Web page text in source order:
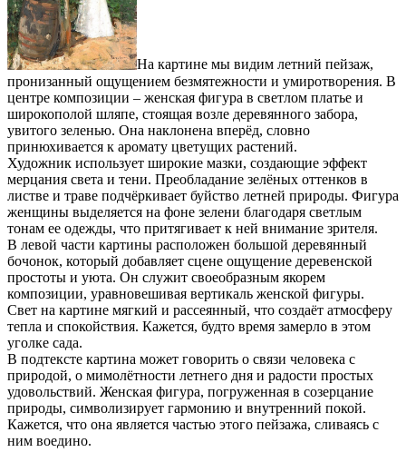
На картине мы видим летний пейзаж,
пронизанный ощущением безмятежности и умиротворения. В
центре композиции – женская фигура в светлом платье и
широкополой шляпе, стоящая возле деревянного забора,
увитого зеленью. Она наклонена вперёд, словно
принюхивается к аромату цветущих растений.
Художник использует широкие мазки, создающие эффект
мерцания света и тени. Преобладание зелёных оттенков в
листве и траве подчёркивает буйство летней природы. Фигура
женщины выделяется на фоне зелени благодаря светлым
тонам ее одежды, что притягивает к ней внимание зрителя.
В левой части картины расположен большой деревянный
бочонок, который добавляет сцене ощущение деревенской
простоты и уюта. Он служит своеобразным якорем
композиции, уравновешивая вертикаль женской фигуры.
Свет на картине мягкий и рассеянный, что создаёт атмосферу
тепла и спокойствия. Кажется, будто время замерло в этом
уголке сада.
В подтексте картина может говорить о связи человека с
природой, о мимолётности летнего дня и радости простых
удовольствий. Женская фигура, погруженная в созерцание
природы, символизирует гармонию и внутренний покой.
Кажется, что она является частью этого пейзажа, сливаясь с
ним воедино.